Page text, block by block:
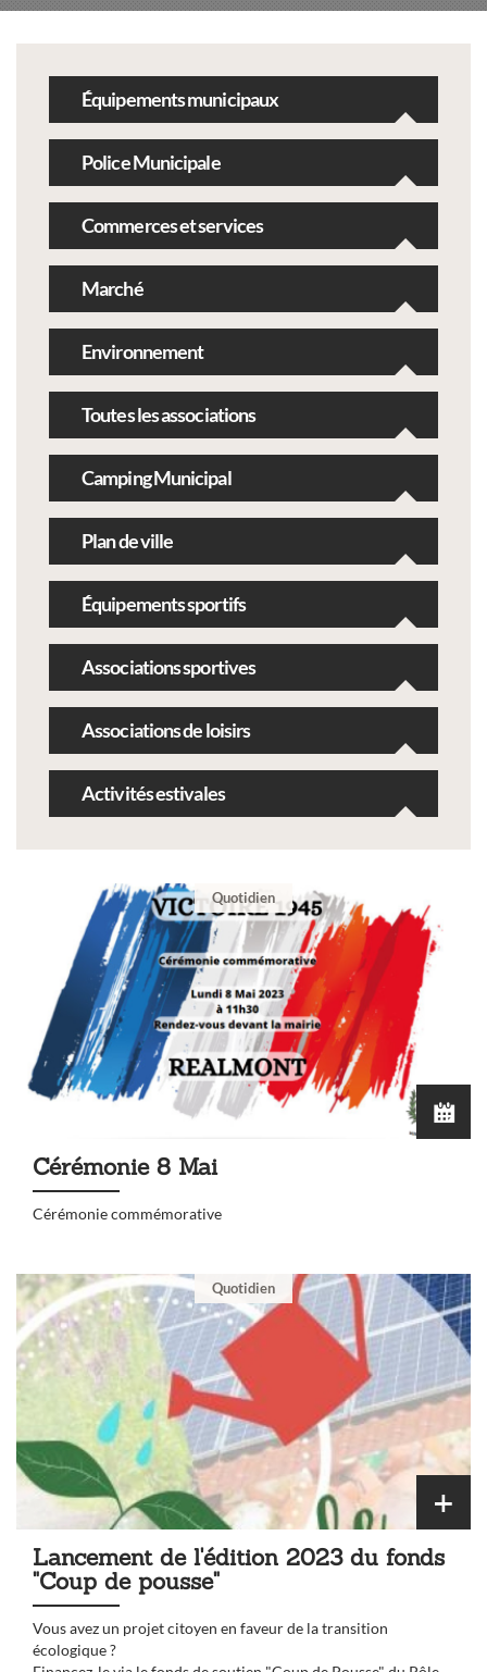
Équipements municipaux
Police Municipale
Commerces et services
Marché
Environnement
Toutes les associations
Camping Municipal
Plan de ville
Équipements sportifs
Associations sportives
Associations de loisirs
Activités estivales
Quotidien
Cérémonie 8 Mai
Cérémonie commémorative
Quotidien
Lancement de l'édition 2023 du fonds
"Coup de pousse"
Vous avez un projet citoyen en faveur de la transition
écologique ?